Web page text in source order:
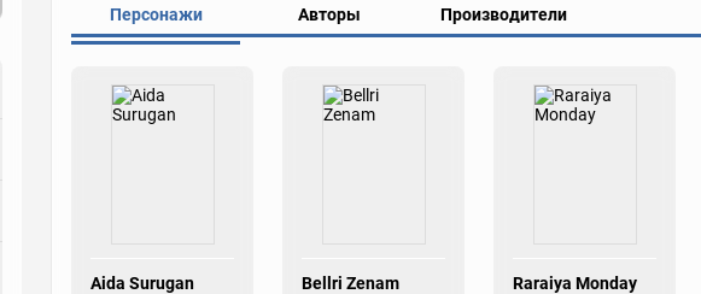
Персонажи Авторы Производители
Aida Surugan Bellri Zenam Raraiya Monday